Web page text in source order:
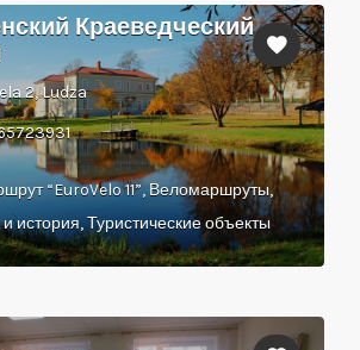
Краеведческий
2, Ludza
“EuroVelo 11”, Веломаршруты,
и история, Туристические объекты